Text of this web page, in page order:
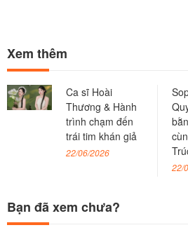
Xem thêm
Ca sĩ Hoài
Thương & Hành
trình chạm đến
trái tim khán giả
22/06/2026
22/
Bạn đã xem chưa?